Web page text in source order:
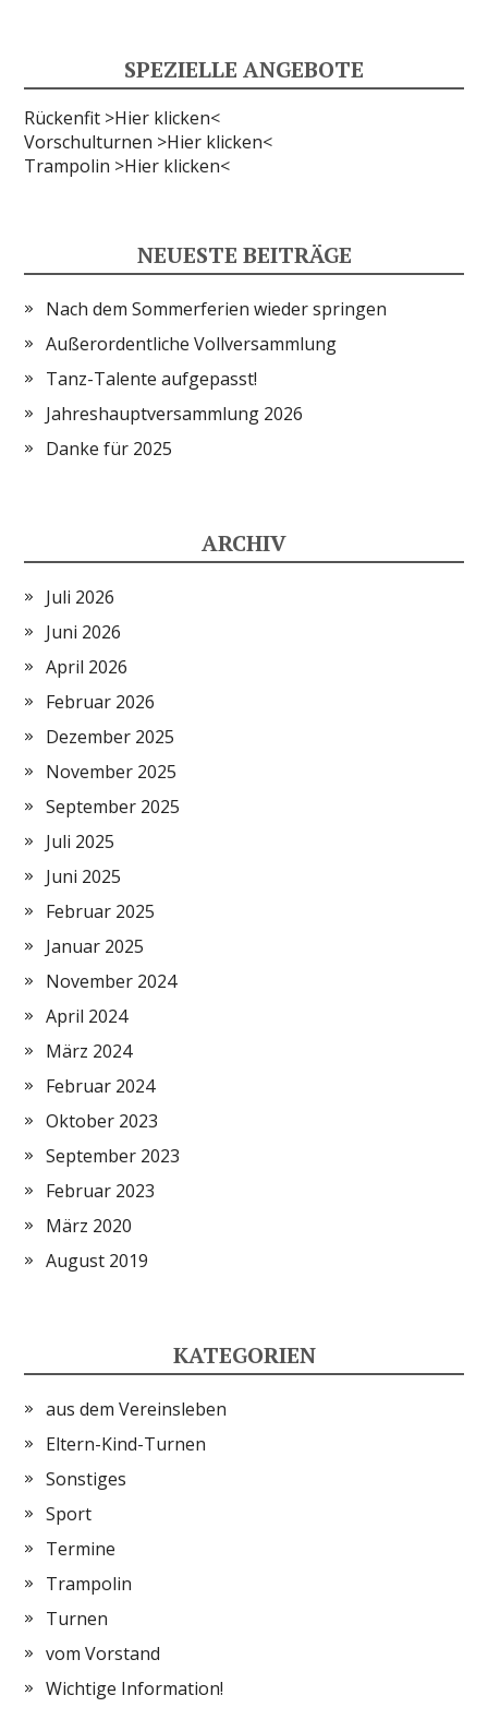
SPEZIELLE ANGEBOTE
Rückenfit >Hier klicken<
Vorschulturnen >Hier klicken<
Trampolin >Hier klicken<
NEUESTE BEITRÄGE
Nach dem Sommerferien wieder springen
Außerordentliche Vollversammlung
Tanz-Talente aufgepasst!
Jahreshauptversammlung 2026
Danke für 2025
ARCHIV
Juli 2026
Juni 2026
April 2026
Februar 2026
Dezember 2025
November 2025
September 2025
Juli 2025
Juni 2025
Februar 2025
Januar 2025
November 2024
April 2024
März 2024
Februar 2024
Oktober 2023
September 2023
Februar 2023
März 2020
August 2019
KATEGORIEN
aus dem Vereinsleben
Eltern-Kind-Turnen
Sonstiges
Sport
Termine
Trampolin
Turnen
vom Vorstand
Wichtige Information!